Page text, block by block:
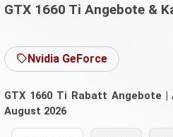
GTX 1660 Ti Angebote &
Nvidia GeForce
GTX 1660 Ti Rabatt Angebote
August 2026